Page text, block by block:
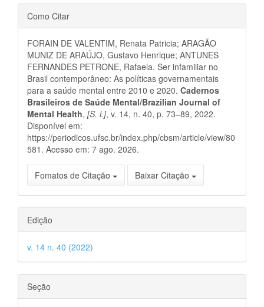
Detalhes
do
artigo
Como Citar
FORAIN DE VALENTIM, Renata Patricia; ARAGÃO
MUNIZ DE ARAÚJO, Gustavo Henrique; ANTUNES
FERNANDES PETRONE, Rafaela. Ser infamiliar no
Brasil contemporâneo: As políticas governamentais
para a saúde mental entre 2010 e 2020. Cadernos
Brasileiros de Saúde Mental/Brazilian Journal of
Mental Health, [S. l.], v. 14, n. 40, p. 73–89, 2022.
Disponível em:
https://periodicos.ufsc.br/index.php/cbsm/article/view/80
581. Acesso em: 7 ago. 2026.
Fomatos de Citação Baixar Citação
Edição
v. 14 n. 40 (2022)
Seção